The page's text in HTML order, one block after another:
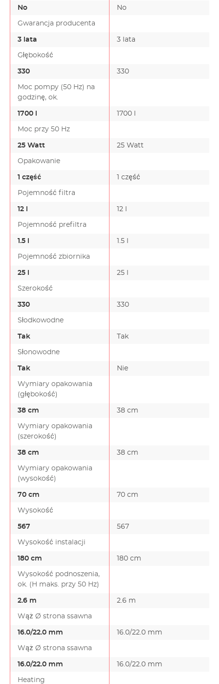
No No
Gwarancja producenta
3 lata 3 lata
Głębokość
330 330
Moc pompy (50 Hz) na
godzinę, ok.
1700 l 1700 l
Moc przy 50 Hz
25 Watt 25 Watt
Opakowanie
1 część 1 część
Pojemność filtra
12 l 12 l
Pojemność prefiltra
1.5 l 1.5 l
Pojemność zbiornika
25 l 25 l
Szerokość
330 330
Słodkowodne
Tak Tak
Słonowodne
Tak Nie
Wymiary opakowania
(głębokość)
38 cm 38 cm
Wymiary opakowania
(szerokość)
38 cm 38 cm
Wymiary opakowania
(wysokość)
70 cm 70 cm
Wysokość
567 567
Wysokość instalacji
180 cm 180 cm
Wysokość podnoszenia,
ok. (H maks. przy 50 Hz)
2.6 m 2.6 m
Wąż Ø strona ssawna
16.0/22.0 mm 16.0/22.0 mm
Wąż Ø strona ssawna
16.0/22.0 mm 16.0/22.0 mm
Heating